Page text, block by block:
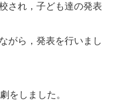
され，子ども達の発表
がら，発表を行いまし
をしました。